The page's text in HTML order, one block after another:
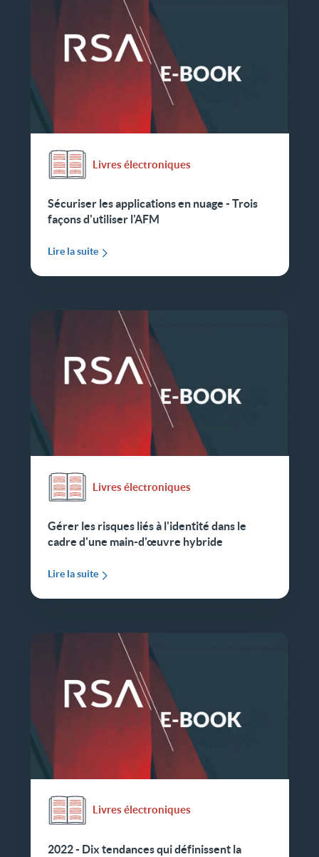
Livres électroniques
Sécuriser les applications en nuage - Trois
façons d'utiliser l'AFM
Lire la suite
Livres électroniques
Gérer les risques liés à l'identité dans le
cadre d'une main-d'œuvre hybride
Lire la suite
Livres électroniques
2022 - Dix tendances qui définissent la